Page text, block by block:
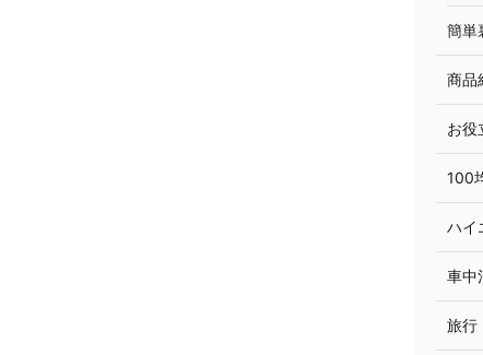
簡単
商品
お役
100
ハイ
車中
旅行